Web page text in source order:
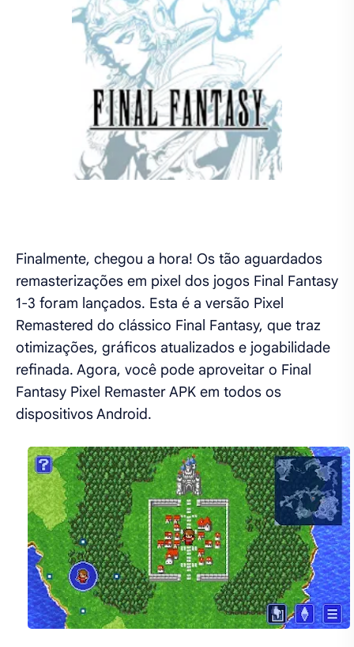
Finalmente, chegou a hora! Os tão aguardados
remasterizações em pixel dos jogos Final Fantasy
1-3 foram lançados. Esta é a versão Pixel
Remastered do clássico Final Fantasy, que traz
otimizações, gráficos atualizados e jogabilidade
refinada. Agora, você pode aproveitar o Final
Fantasy Pixel Remaster APK em todos os
dispositivos Android.